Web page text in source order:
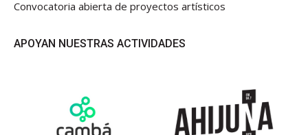
Convocatoria abierta de proyectos artísticos
APOYAN NUESTRAS ACTIVIDADES